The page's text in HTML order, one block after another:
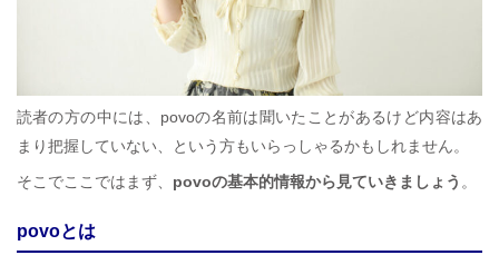
読者の方の中には、povoの名前は聞いたことがあるけど内容はあ
まり把握していない、という方もいらっしゃるかもしれません。
そこでここではまず、 povoの基本的情報から見ていきましょう 。
povoとは